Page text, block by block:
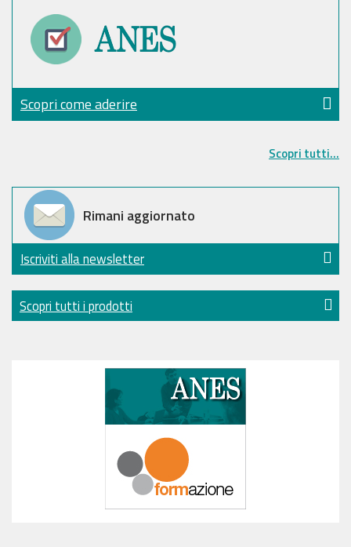
Scopri come aderire
Scopri tutti...
Rimani aggiornato
Iscriviti alla newsletter
Scopri tutti i prodotti